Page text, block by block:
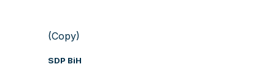
(Copy)
SDP BiH